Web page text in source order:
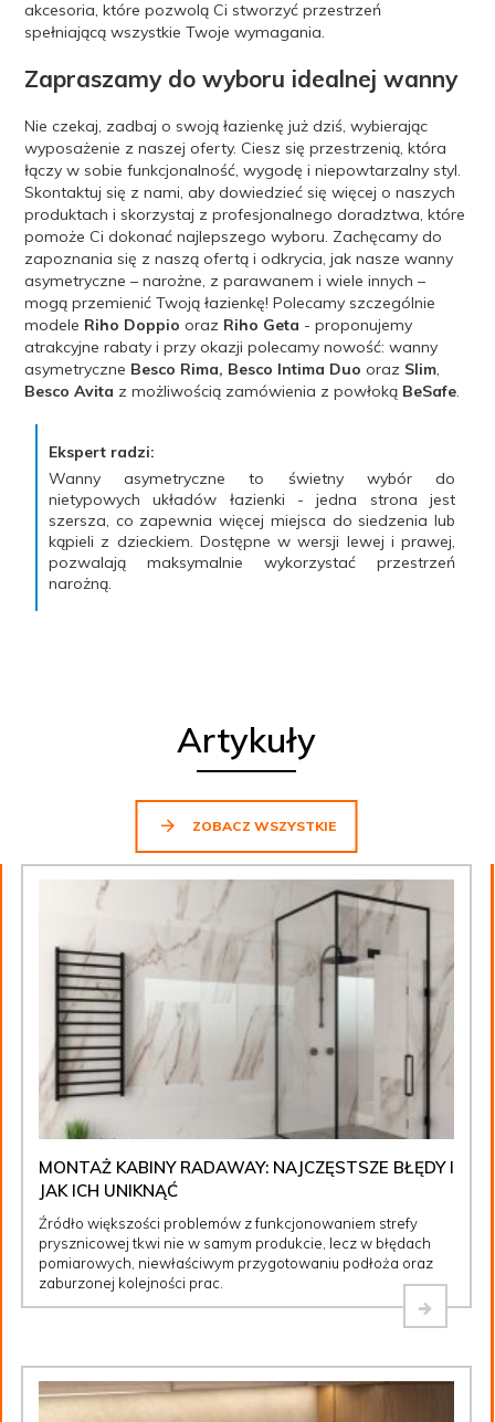
akcesoria, które pozwolą Ci stworzyć przestrzeń
spełniającą wszystkie Twoje wymagania.
Zapraszamy do wyboru idealnej wanny
Nie czekaj, zadbaj o swoją łazienkę już dziś, wybierając
wyposażenie z naszej oferty. Ciesz się przestrzenią, która
łączy w sobie funkcjonalność, wygodę i niepowtarzalny styl.
Skontaktuj się z nami, aby dowiedzieć się więcej o naszych
produktach i skorzystaj z profesjonalnego doradztwa, które
pomoże Ci dokonać najlepszego wyboru. Zachęcamy do
zapoznania się z naszą ofertą i odkrycia, jak nasze wanny
asymetryczne – narożne, z parawanem i wiele innych –
mogą przemienić Twoją łazienkę! Polecamy szczególnie
modele Riho Doppio oraz Riho Geta - proponujemy
atrakcyjne rabaty i przy okazji polecamy nowość: wanny
asymetryczne Besco Rima, Besco Intima Duo oraz Slim,
Besco Avita z możliwością zamówienia z powłoką BeSafe.
Ekspert radzi:
Wanny asymetryczne to świetny wybór do
nietypowych układów łazienki - jedna strona jest
szersza, co zapewnia więcej miejsca do siedzenia lub
kąpieli z dzieckiem. Dostępne w wersji lewej i prawej,
pozwalają maksymalnie wykorzystać przestrzeń
narożną.
Artykuły
ZOBACZ WSZYSTKIE
MONTAŻ KABINY RADAWAY: NAJCZĘSTSZE BŁĘDY I
JAK ICH UNIKNĄĆ
Źródło większości problemów z funkcjonowaniem strefy
prysznicowej tkwi nie w samym produkcie, lecz w błędach
pomiarowych, niewłaściwym przygotowaniu podłoża oraz
zaburzonej kolejności prac.